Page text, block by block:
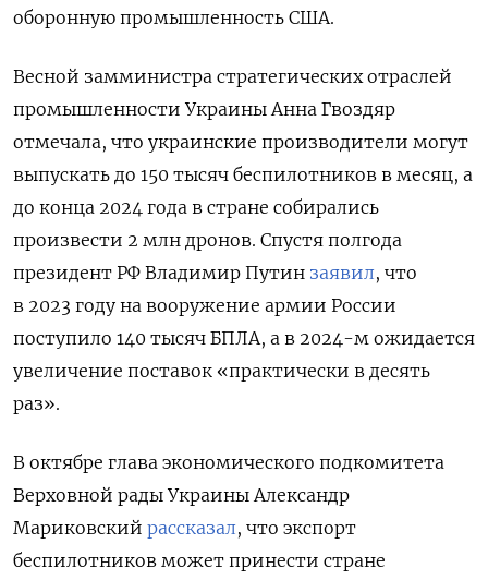
оборонную промышленность США.
Весной замминистра стратегических отраслей
промышленности Украины Анна Гвоздяр
отмечала, что украинские производители могут
выпускать до 150 тысяч беспилотников в месяц, а
до конца 2024 года в стране собирались
произвести 2 млн дронов. Спустя полгода
президент РФ Владимир Путин заявил, что
в 2023 году на вооружение армии России
поступило 140 тысяч БПЛА, а в 2024-м ожидается
увеличение поставок «практически в десять
раз».
В октябре глава экономического подкомитета
Верховной рады Украины Александр
Мариковский рассказал, что экспорт
беспилотников может принести стране